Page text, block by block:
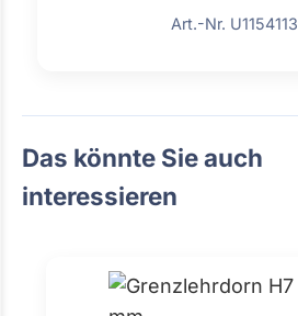
Art.-Nr. U1154113
Das könnte Sie auch
interessieren